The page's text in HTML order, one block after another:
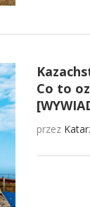
Co to
przez